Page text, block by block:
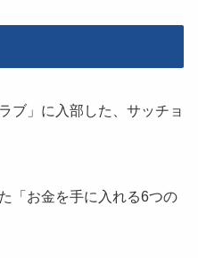
ブ」に入部した、サッチョ
「お金を手に入れる6つの